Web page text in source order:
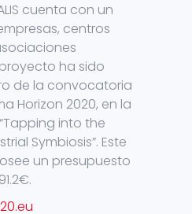
cuenta con un
centros
ha sido
de la convocatoria
Horizon 2020, en la
into the
Symbiosis”. Este
un presupuesto